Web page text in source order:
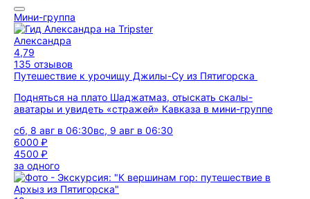
Мини-группа
Александра
4,79
135 отзывов
Путешествие к урочищу Джилы-Су из Пятигорска
Подняться на плато Шаджатмаз, отыскать скалы-
аватары и увидеть «стражей» Кавказа в мини-группе
сб, 8 авг в 06:30вс, 9 авг в 06:30
6000 ₽
4500 ₽
за одного